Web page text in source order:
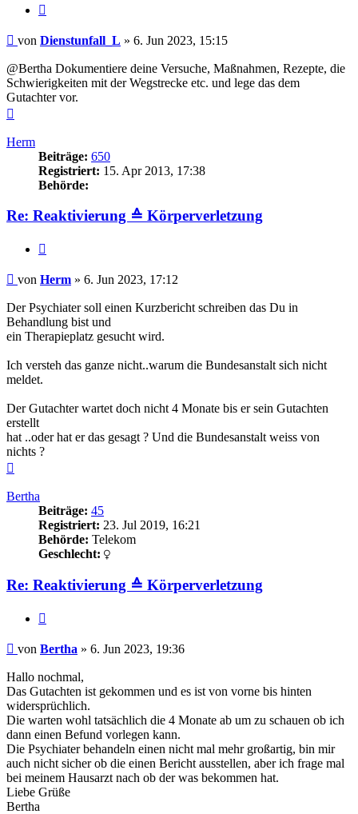
Beitrag
von Dienstunfall_L » 6. Jun 2023, 15:15
@Bertha Dokumentiere deine Versuche, Maßnahmen, Rezepte, die
Schwierigkeiten mit der Wegstrecke etc. und lege das dem
Gutachter vor.
Herm
Beiträge: 650
Registriert: 15. Apr 2013, 17:38
Behörde:
Re: Reaktivierung ≙ Körperverletzung
Beitrag
von Herm » 6. Jun 2023, 17:12
Der Psychiater soll einen Kurzbericht schreiben das Du in
Behandlung bist und
ein Therapieplatz gesucht wird.
Ich versteh das ganze nicht..warum die Bundesanstalt sich nicht
meldet.
Der Gutachter wartet doch nicht 4 Monate bis er sein Gutachten
erstellt
hat ..oder hat er das gesagt ? Und die Bundesanstalt weiss von
nichts ?
Bertha
Beiträge: 45
Registriert: 23. Jul 2019, 16:21
Behörde: Telekom
Geschlecht:
Re: Reaktivierung ≙ Körperverletzung
Beitrag
von Bertha » 6. Jun 2023, 19:36
Hallo nochmal,
Das Gutachten ist gekommen und es ist von vorne bis hinten
widersprüchlich.
Die warten wohl tatsächlich die 4 Monate ab um zu schauen ob ich
dann einen Befund vorlegen kann.
Die Psychiater behandeln einen nicht mal mehr großartig, bin mir
auch nicht sicher ob die einen Bericht ausstellen, aber ich frage mal
bei meinem Hausarzt nach ob der was bekommen hat.
Liebe Grüße
Bertha